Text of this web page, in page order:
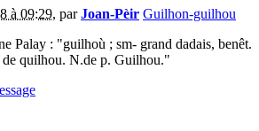
à 09:29, parJoan-Pèir Guilhon-guilhou
Palay : "guilhoù ; sm- grand dadais, benêt.
de quilhou. N.de p. Guilhou."